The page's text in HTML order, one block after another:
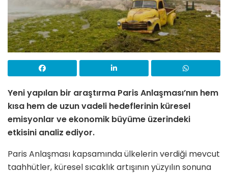
Yeni yapılan bir araştırma Paris Anlaşması’nın hem
kısa hem de uzun vadeli hedeflerinin küresel
emisyonlar ve ekonomik büyüme üzerindeki
etkisini analiz ediyor.
Paris Anlaşması kapsamında ülkelerin verdiği mevcut
taahhütler, küresel sıcaklık artışının yüzyılın sonuna